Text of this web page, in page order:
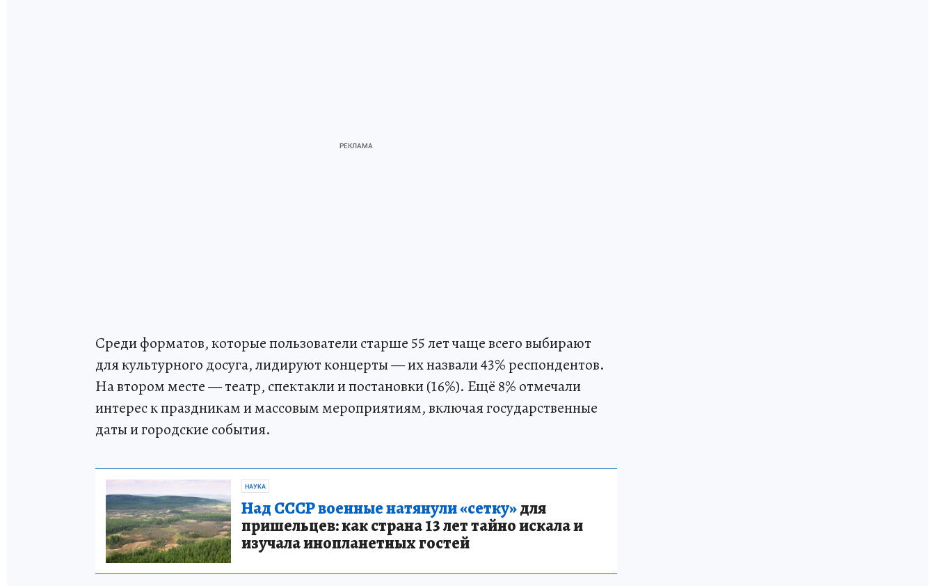
Среди форматов, которые пользователи старше 55 лет чаще всего выбирают
для культурного досуга, лидируют концерты — их назвали 43% респондентов.
На втором месте — театр, спектакли и постановки (16%). Ещё 8% отмечали
интерес к праздникам и массовым мероприятиям, включая государственные
даты и городские события.
НАУКА
Над СССР военные натянули «сетку»для
пришельцев: как страна 13 лет тайно искала и
изучала инопланетных гостей